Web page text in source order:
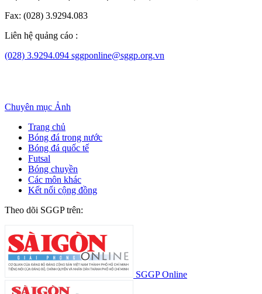
Fax: (028) 3.9294.083
Liên hệ quảng cáo :
(028) 3.9294.094 sggponline@sggp.org.vn
Chuyên mục Ảnh
Trang chủ
Bóng đá trong nước
Bóng đá quốc tế
Futsal
Bóng chuyền
Các môn khác
Kết nối cộng đồng
Theo dõi SGGP trên:
SGGP Online